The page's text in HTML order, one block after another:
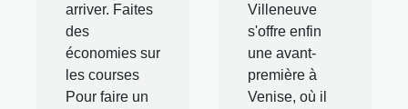
arriver. Faites
des
économies sur
les courses
Pour faire un
Villeneuve
s'offre enfin
une avant-
première à
Venise, où il